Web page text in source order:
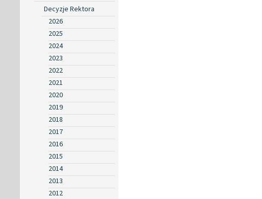
Decyzje Rektora
2026
2025
2024
2023
2022
2021
2020
2019
2018
2017
2016
2015
2014
2013
2012